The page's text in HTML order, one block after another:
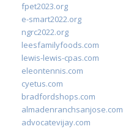
fpet2023.org
e-smart2022.org
ngrc2022.org
leesfamilyfoods.com
lewis-lewis-cpas.com
eleontennis.com
cyetus.com
bradfordshops.com
almadenranchsanjose.com
advocatevijay.com